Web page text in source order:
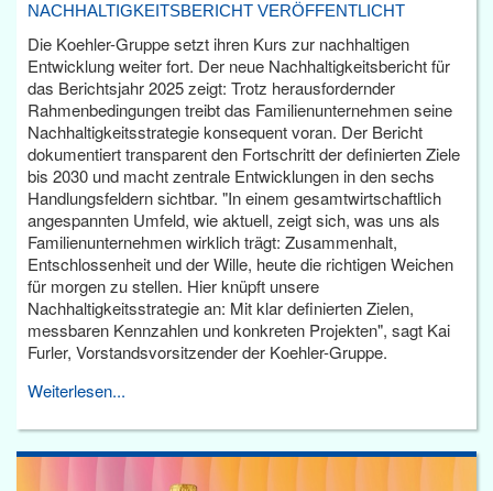
NACHHALTIGKEITSBERICHT VERÖFFENTLICHT
Die Koehler-Gruppe setzt ihren Kurs zur nachhaltigen
Entwicklung weiter fort. Der neue Nachhaltigkeitsbericht für
das Berichtsjahr 2025 zeigt: Trotz herausfordernder
Rahmenbedingungen treibt das Familienunternehmen seine
Nachhaltigkeitsstrategie konsequent voran. Der Bericht
dokumentiert transparent den Fortschritt der definierten Ziele
bis 2030 und macht zentrale Entwicklungen in den sechs
Handlungsfeldern sichtbar. "In einem gesamtwirtschaftlich
angespannten Umfeld, wie aktuell, zeigt sich, was uns als
Familienunternehmen wirklich trägt: Zusammenhalt,
Entschlossenheit und der Wille, heute die richtigen Weichen
für morgen zu stellen. Hier knüpft unsere
Nachhaltigkeitsstrategie an: Mit klar definierten Zielen,
messbaren Kennzahlen und konkreten Projekten", sagt Kai
Furler, Vorstandsvorsitzender der Koehler-Gruppe.
Weiterlesen...